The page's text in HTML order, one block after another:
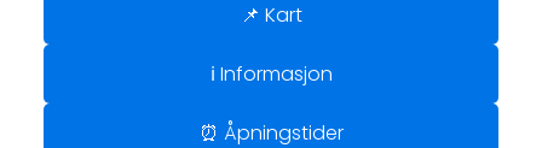
📌 Kart
ℹ️ Informasjon
⏰ Åpningstider